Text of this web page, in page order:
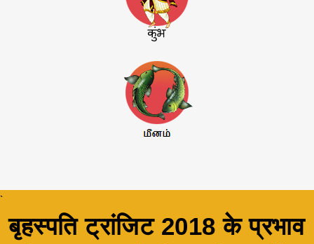
`
बृहस्पति ट्रांजिट 2018 के प्रभाव